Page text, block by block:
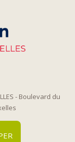
- Boulevard du